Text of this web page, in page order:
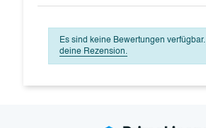
Es sind keine Bewertungen verfügbar.
deine Rezension.